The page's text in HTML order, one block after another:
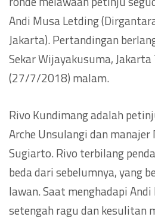
Andi Musa Letding
Jakarta). Pertandingan
Sekar Wijayakusuma,
(27/7/2018) malam.
Rivo Kundimang adalah
Arche Unsulangi dan manajer
Sugiarto. Rivo terbilang
beda dari sebelumnya, yang
lawan. Saat menghadapi
setengah ragu dan kesulitan